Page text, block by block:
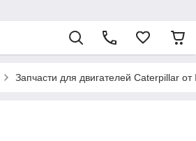
Запчасти для двигателей Caterpillar от